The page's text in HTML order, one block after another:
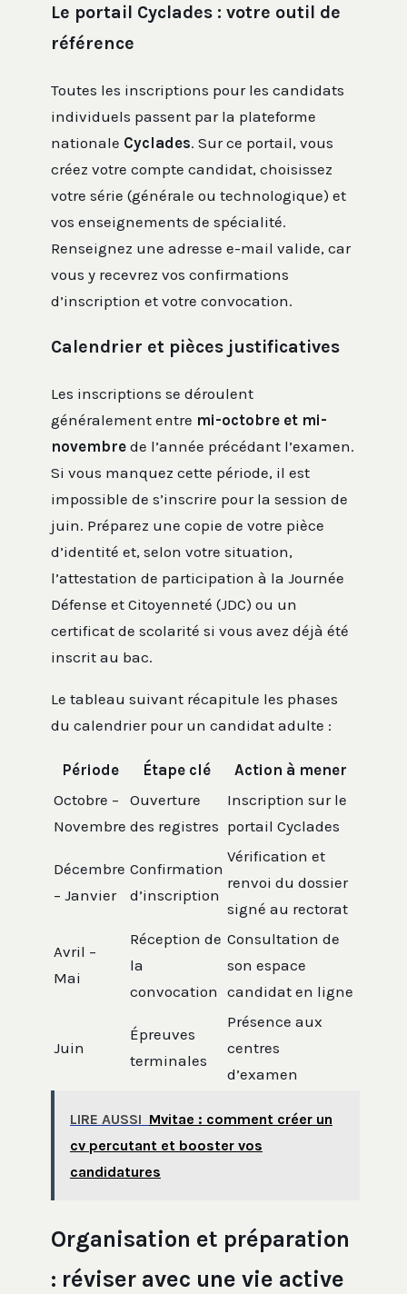
Le portail Cyclades : votre outil de
référence
Toutes les inscriptions pour les candidats
individuels passent par la plateforme
nationale Cyclades. Sur ce portail, vous
créez votre compte candidat, choisissez
votre série (générale ou technologique) et
vos enseignements de spécialité.
Renseignez une adresse e-mail valide, car
vous y recevrez vos confirmations
d’inscription et votre convocation.
Calendrier et pièces justificatives
Les inscriptions se déroulent
généralement entre mi-octobre et mi-
novembre de l’année précédant l’examen.
Si vous manquez cette période, il est
impossible de s’inscrire pour la session de
juin. Préparez une copie de votre pièce
d’identité et, selon votre situation,
l’attestation de participation à la Journée
Défense et Citoyenneté (JDC) ou un
certificat de scolarité si vous avez déjà été
inscrit au bac.
Le tableau suivant récapitule les phases
du calendrier pour un candidat adulte :
Période Étape clé
Action à mener
Octobre –
Novembre
Ouverture
des registres
Inscription sur le
portail Cyclades
Décembre
– Janvier
Confirmation
d’inscription
Vérification et
renvoi du dossier
signé au rectorat
Avril –
Mai
Réception de
la
convocation
Consultation de
son espace
candidat en ligne
Juin
Épreuves
terminales
Présence aux
centres
d’examen
LIRE AUSSI Mvitae : comment créer un
cv percutant et booster vos
candidatures
Organisation et préparation
: réviser avec une vie active